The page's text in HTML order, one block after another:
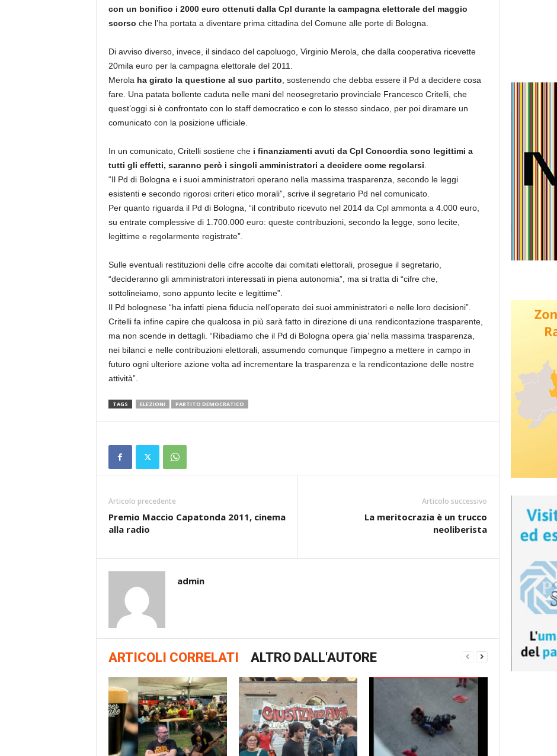
con un bonifico i 2000 euro ottenuti dalla Cpl durante la campagna elettorale del maggio
scorso che l’ha portata a diventare prima cittadina del Comune alle porte di Bologna.
Di avviso diverso, invece, il sindaco del capoluogo, Virginio Merola, che dalla cooperativa ricevette
20mila euro per la campagna elettorale del 2011.
Merola ha girato la questione al suo partito , sostenendo che debba essere il Pd a decidere cosa
fare. Una patata bollente caduta nelle mani del neosegretario provinciale Francesco Critelli, che
quest’oggi si è confrontato con lo staff democratico e con lo stesso sindaco, per poi diramare un
comunicato con la posizione ufficiale.
In un comunicato, Critelli sostiene chei finanziamenti avuti da Cpl Concordia sono legittimi a
tutti gli effetti, saranno però i singoli amministratori a decidere come regolarsi
“Il Pd di Bologna e i suoi amministratori operano nella massima trasparenza, secondo le leggi
esistenti e secondo rigorosi criteri etico morali”, scrive il segretario Pd nel comunicato.
Per quanto riguarda il Pd di Bologna, “il contributo ricevuto nel 2014 da Cpl ammonta a 4.000 euro,
su entrate complessive di 1.700.000 euro: queste contribuzioni, secondo la legge, sono lecite,
legittime e regolarmente registrate”.
Sulle eventuali restituzioni delle cifre accolte dai comitati elettorali, prosegue il segretario,
“decideranno gli amministratori interessati in piena autonomia”, ma si tratta di “cifre che,
sottolineiamo, sono appunto lecite e legittime”.
Il Pd bolognese “ha infatti piena fiducia nell’operato dei suoi amministratori e nelle loro decisioni”.
Critelli fa infine capire che qualcosa in più sarà fatto in direzione di una rendicontazione trasparente,
ma non scende in dettagli. “Ribadiamo che il Pd di Bologna opera gia’ nella massima trasparenza,
nei bilanci e nelle contribuzioni elettorali, assumendo comunque l’impegno a mettere in campo in
futuro ogni ulteriore azione volta ad incrementare la trasparenza e la rendicontazione delle nostre
attività”.
TAGS ELEZIONI PARTITO DEMOCRATICO
Articolo precedente
Premio Maccio Capatonda 2011, cinema
alla radio
Articolo successivo
La meritocrazia è un trucco
neoliberista
admin
ARTICOLI CORRELATI ALTRO DALL'AUTORE